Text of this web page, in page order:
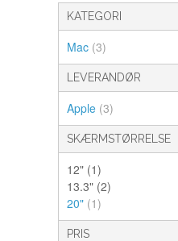
KATEGORI
Mac (3)
LEVERANDØR
Apple (3)
SKÆRMSTØRRELSE
12" (1)
13.3" (2)
20" (1)
PRIS